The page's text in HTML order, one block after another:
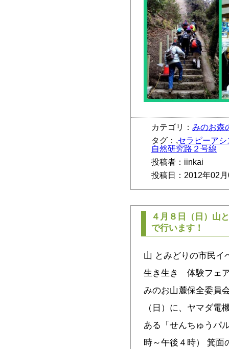
カテゴリ： みのお森
タグ：,セラピーア
自然研究路２号線
投稿者：iinkai
投稿日：2012年02
４月８日（日）山
で行います！
山 とみどりの市民
生き生き 体験フェ
みのお山麓保全委員
（日）に、ヤマダ電
ある「せんちゅうパ
時～午後４時） 箕面